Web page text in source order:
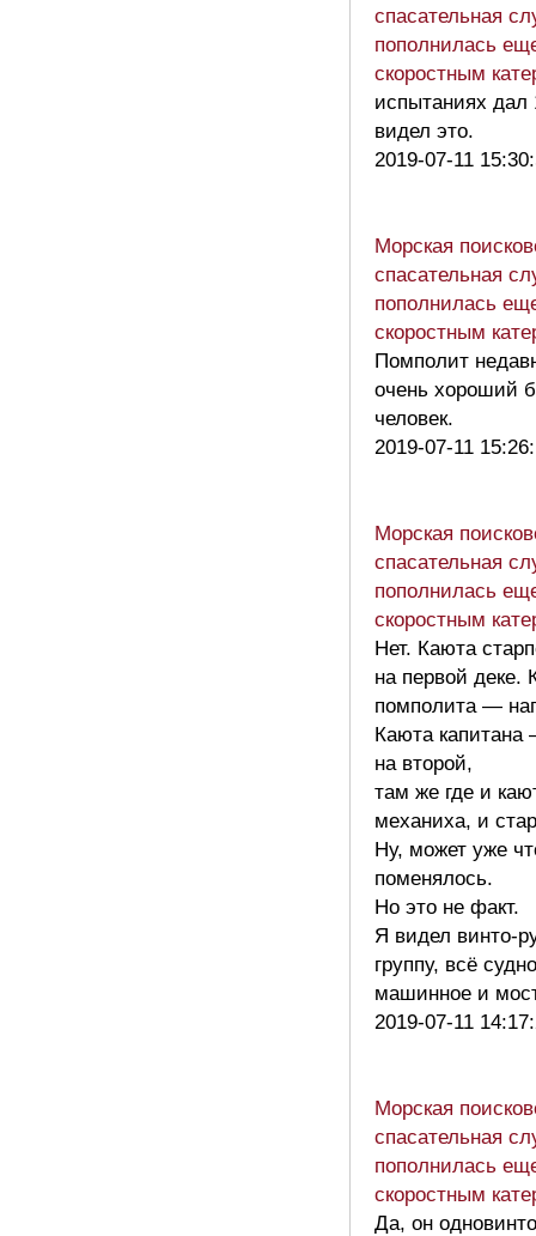
спасательная
пополнилась
скоростным
испытаниях дал
видел это.
2019-07-11
Морская
спасательная
пополнилась
скоростным
Помполит
очень хороший
человек.
2019-07-11
Морская
спасательная
пополнилась
скоростным
Нет. Каюта
на первой деке.
помполита —
Каюта капитана
на второй,
там же где и
механиха, и
Ну, может уже
поменялось.
Но это не факт.
Я видел винто-
группу, всё
машинное и
2019-07-11
Морская
спасательная
пополнилась
скоростным
Да, он